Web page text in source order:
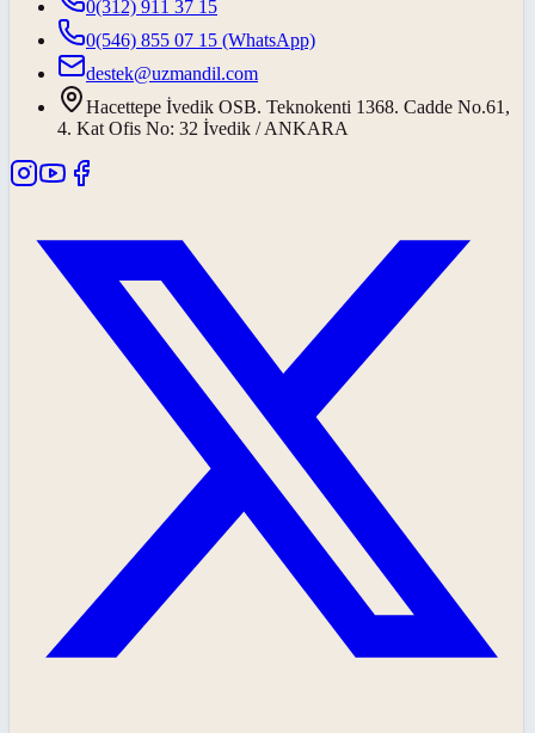
0(312) 911 37 15
0(546) 855 07 15 (WhatsApp)
destek@uzmandil.com
Hacettepe İvedik OSB. Teknokenti 1368. Cadde No.61,
4. Kat Ofis No: 32 İvedik / ANKARA